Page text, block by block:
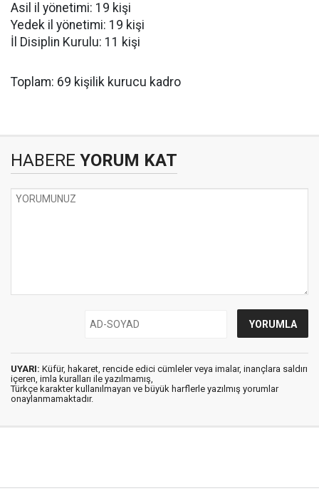
Asil il yönetimi: 19 kişi
Yedek il yönetimi: 19 kişi
İl Disiplin Kurulu: 11 kişi
Toplam: 69 kişilik kurucu kadro
HABERE YORUM KAT
UYARI: Küfür, hakaret, rencide edici cümleler veya imalar, inançlara saldırı
içeren, imla kuralları ile yazılmamış,
Türkçe karakter kullanılmayan ve büyük harflerle yazılmış yorumlar
onaylanmamaktadır.